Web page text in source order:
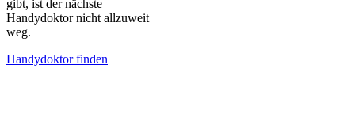
gibt, ist der nächste
Handydoktor nicht allzuweit
weg.
Handydoktor finden